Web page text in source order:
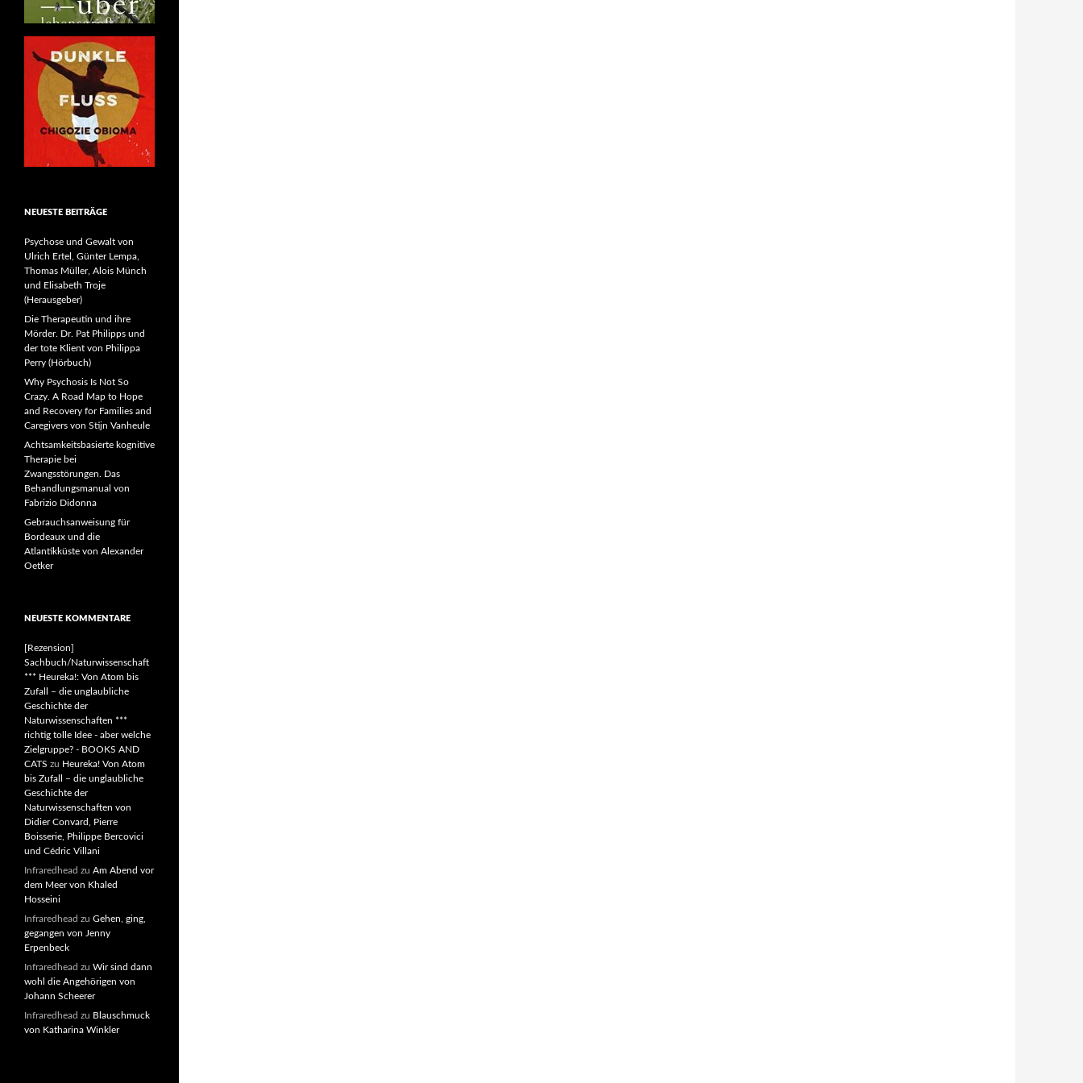
NEUESTE BEITRÄGE
Psychose und Gewalt von
Ulrich Ertel, Günter Lempa,
Thomas Müller, Alois Münch
und Elisabeth Troje
(Herausgeber)
Die Therapeutin und ihre
Mörder. Dr. Pat Philipps und
der tote Klient von Philippa
Perry (Hörbuch)
Why Psychosis Is Not So
Crazy. A Road Map to Hope
and Recovery for Families and
Caregivers von Stijn Vanheule
Achtsamkeitsbasierte kognitive
Therapie bei
Zwangsstörungen. Das
Behandlungsmanual von
Fabrizio Didonna
Gebrauchsanweisung für
Bordeaux und die
Atlantikküste von Alexander
Oetker
NEUESTE KOMMENTARE
[Rezension]
Sachbuch/Naturwissenschaft
*** Heureka!: Von Atom bis
Zufall – die unglaubliche
Geschichte der
Naturwissenschaften ***
richtig tolle Idee - aber welche
Zielgruppe? - BOOKS AND
CATS zu Heureka! Von Atom
bis Zufall – die unglaubliche
Geschichte der
Naturwissenschaften von
Didier Convard, Pierre
Boisserie, Philippe Bercovici
und Cédric Villani
Infraredhead zu Am Abend vor
dem Meer von Khaled
Hosseini
Infraredhead zu Gehen, ging,
gegangen von Jenny
Erpenbeck
Infraredhead zu Wir sind dann
wohl die Angehörigen von
Johann Scheerer
Infraredhead zu Blauschmuck
von Katharina Winkler